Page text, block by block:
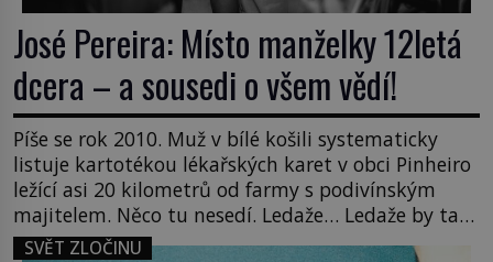
José Pereira: Místo manželky 12letá
dcera – a sousedi o všem vědí!
Píše se rok 2010. Muž v bílé košili systematicky
listuje kartotékou lékařských karet v obci Pinheiro
ležící asi 20 kilometrů od farmy s podivínským
majitelem. Něco tu nesedí. Ledaže… Ledaže by ta
mladá dívka z farmy byla ne manželkou, ale
SVĚT ZLOČINU